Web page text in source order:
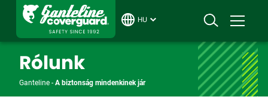
HU
Rólunk
Ganteline -A biztonság mindenkinek jár